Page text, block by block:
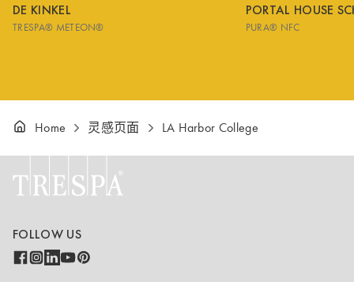
DE KINKEL
TRESPA® METEON®
PORTAL HOUSE
PURA® NFC
Home 灵感页面 LA Harbor College
FOLLOW US